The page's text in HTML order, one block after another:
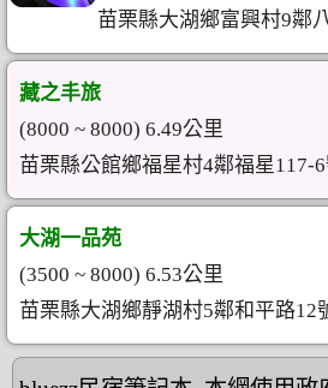
苗栗縣大湖鄉富興村9鄰
藏之丰旅
(8000 ~ 8000) 6.49公里
苗栗縣公館鄉福星村4鄰福星117-
大湖一品苑
(3500 ~ 8000) 6.53公里
苗栗縣大湖鄉靜湖村5鄰和平路12